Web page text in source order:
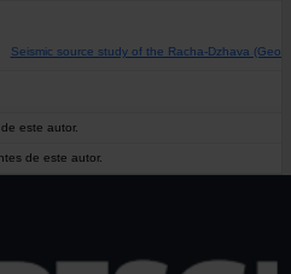
Seismic source study of the Racha-Dzhava
este autor.
de este autor.